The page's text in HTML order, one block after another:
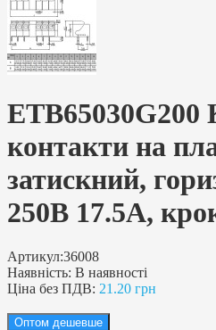
ETB65030G200
контакти на
затискний,
250В 17.5А,
Артикул:36008
Наявність: В наявності
Ціна без ПДВ: 21.20 грн
Оптом дешевше